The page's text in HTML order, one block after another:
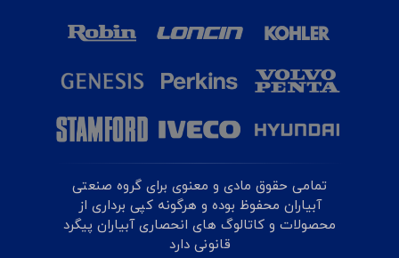
تمامی حقوق مادی و معنوی برای گروه صنعتی
آبیاران محفوظ بوده و هرگونه کپی برداری از
محصولات و کاتالوگ های انحصاری آبیاران پیگرد
قانونی دارد